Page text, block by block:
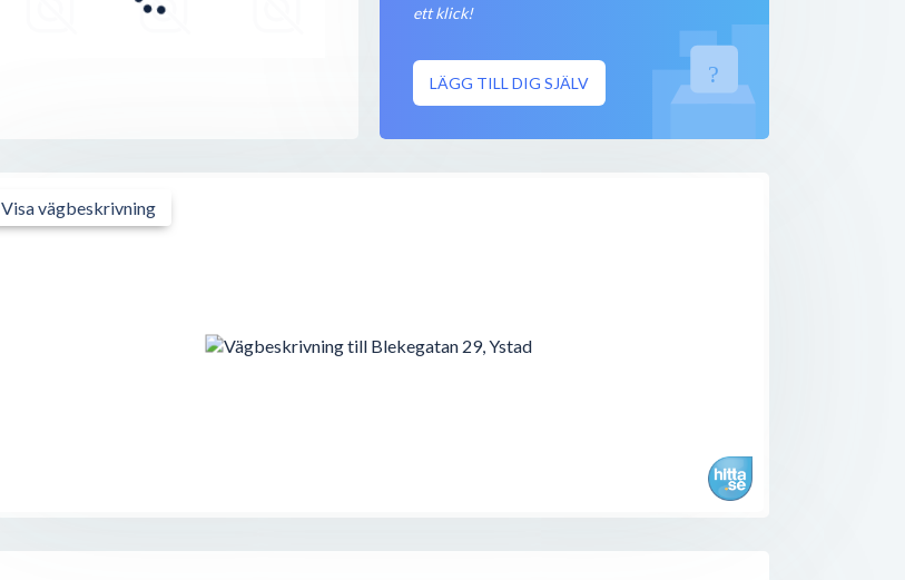
St Norregatan 20,271 35
250 meter
ett klick!
LÄGG TILL DIG SJÄLV
Visa vägbeskrivning